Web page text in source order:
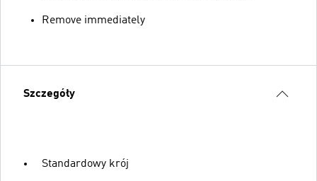
Remove immediately
Szczegóły
Standardowy krój